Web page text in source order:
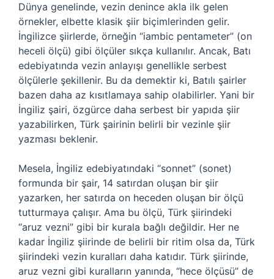
Dünya genelinde, vezin denince akla ilk gelen
örnekler, elbette klasik şiir biçimlerinden gelir.
İngilizce şiirlerde, örneğin “iambic pentameter” (on
heceli ölçü) gibi ölçüler sıkça kullanılır. Ancak, Batı
edebiyatında vezin anlayışı genellikle serbest
ölçülerle şekillenir. Bu da demektir ki, Batılı şairler
bazen daha az kısıtlamaya sahip olabilirler. Yani bir
İngiliz şairi, özgürce daha serbest bir yapıda şiir
yazabilirken, Türk şairinin belirli bir vezinle şiir
yazması beklenir.
Mesela, İngiliz edebiyatındaki “sonnet” (sonet)
formunda bir şair, 14 satırdan oluşan bir şiir
yazarken, her satırda on heceden oluşan bir ölçü
tutturmaya çalışır. Ama bu ölçü, Türk şiirindeki
“aruz vezni” gibi bir kurala bağlı değildir. Her ne
kadar İngiliz şiirinde de belirli bir ritim olsa da, Türk
şiirindeki vezin kuralları daha katıdır. Türk şiirinde,
aruz vezni gibi kuralların yanında, “hece ölçüsü” de